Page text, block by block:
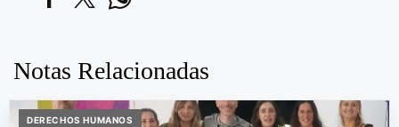
Notas Relacionadas
DERECHOS HUMANOS